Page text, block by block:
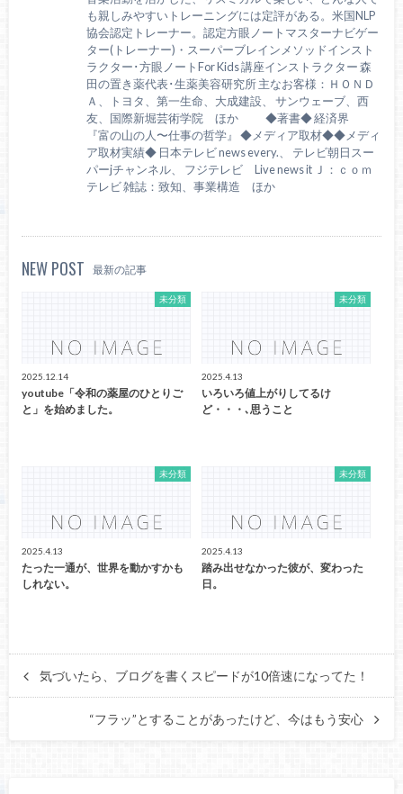
も親しみやすいトレーニングには定評がある。米国NLP
協会認定トレーナー。認定方眼ノートマスターナビゲー
ター(トレーナー)・スーパーブレインメソッドインスト
ラクター･方眼ノートFor Kids 講座インストラクター 森
田の置き薬代表･生薬美容研究所 主なお客様：ＨＯＮＤ
Ａ、トヨタ、第一生命、大成建設、 サンウェーブ、西
友、国際新堀芸術学院 ほか ◆著書◆ 経済界
『富の山の人〜仕事の哲学』 ◆メディア取材◆◆メディ
ア取材実績◆ 日本テレビ news every.、 テレビ朝日スー
パーjチャンネル、 フジテレビ Live news it Ｊ：ｃｏｍ
テレビ 雑誌：致知、事業構造 ほか
NEW POST 最新の記事
未分類
2025.12.14
youtube「令和の薬屋のひとりご
と」を始めました。
未分類
2025.4.13
いろいろ値上がりしてるけ
ど・・・､思うこと
未分類
2025.4.13
たった一通が、世界を動かすかも
しれない。
未分類
2025.4.13
踏み出せなかった彼が、変わった
日。
気づいたら、ブログを書くスピードが10倍速になってた！
“フラッ”とすることがあったけど、今はもう安心